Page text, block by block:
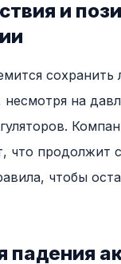
и
сохранить
несмотря на
что продолжит
чтобы
падения